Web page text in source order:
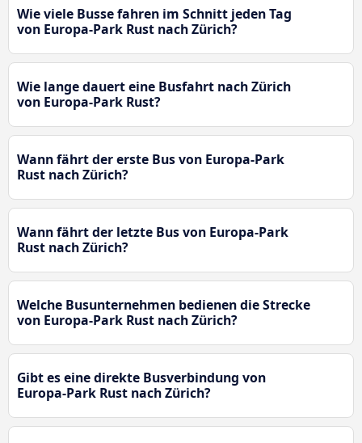
Wie viele Busse fahren im Schnitt jeden Tag
von Europa-Park Rust nach Zürich?
Wie lange dauert eine Busfahrt nach Zürich
von Europa-Park Rust?
Wann fährt der erste Bus von Europa-Park
Rust nach Zürich?
Wann fährt der letzte Bus von Europa-Park
Rust nach Zürich?
Welche Busunternehmen bedienen die Strecke
von Europa-Park Rust nach Zürich?
Gibt es eine direkte Busverbindung von
Europa-Park Rust nach Zürich?